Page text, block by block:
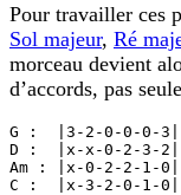
Pour travailler ces
Sol majeur, Ré
morceau devient
d’accords, pas
G :  |3-2-0-0-0-3|
D :  |x-x-0-2-3-2|
Am : |x-0-2-2-1-0|
C :  |x-3-2-0-1-0|